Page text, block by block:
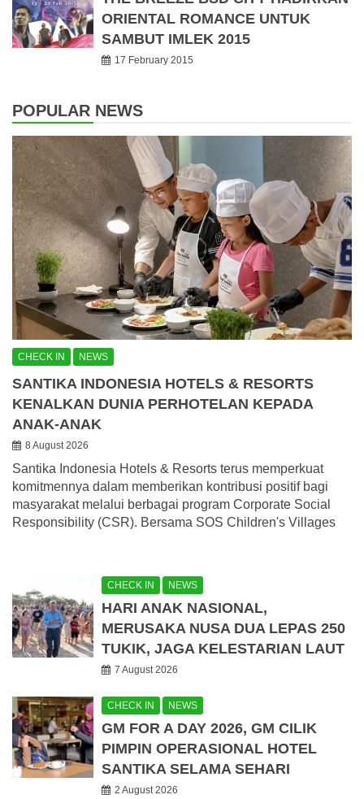
ORIENTAL ROMANCE UNTUK
SAMBUT IMLEK 2015
17 February 2015
POPULAR NEWS
CHECK IN NEWS
SANTIKA INDONESIA HOTELS & RESORTS
KENALKAN DUNIA PERHOTELAN KEPADA
ANAK-ANAK
8 August 2026
Santika Indonesia Hotels & Resorts terus memperkuat
komitmennya dalam memberikan kontribusi positif bagi
masyarakat melalui berbagai program Corporate Social
Responsibility (CSR). Bersama SOS Children's Villages
CHECK IN NEWS
HARI ANAK NASIONAL,
MERUSAKA NUSA DUA LEPAS 250
TUKIK, JAGA KELESTARIAN LAUT
7 August 2026
CHECK IN NEWS
GM FOR A DAY 2026, GM CILIK
PIMPIN OPERASIONAL HOTEL
SANTIKA SELAMA SEHARI
2 August 2026